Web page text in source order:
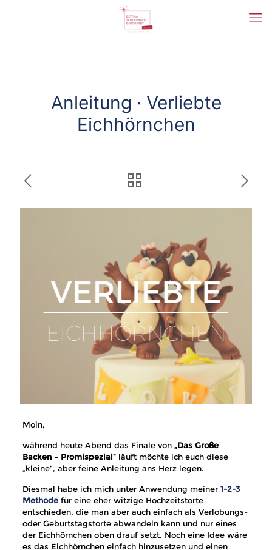
Anleitung · Verliebte
Eichhörnchen
Moin,
während heute Abend das Finale von „Das Große
Backen – Promispezial“läuft möchte ich euch diese
„kleine“, aber feine Anleitung ans Herz legen.
Diesmal habe ich mich unter Anwendung meiner 1-2-3
Methodefür eine eher witzige Hochzeitstorte
entschieden, die man aber auch einfach als Verlobungs-
oder Geburtstagstorte abwandeln kann und nur eines
der Eichhörnchen oben drauf setzt. Noch eine Idee wäre
es das Eichhörnchen einfach hinzusetzen und einen